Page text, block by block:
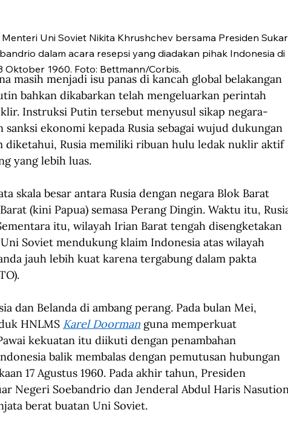
Menteri Uni Soviet Nikita Khrushchev bersama Presiden
dalam acara resepsi yang diadakan pihak Indonesia
Oktober 1960. Foto: Bettmann/Corbis.
masih menjadi isu panas di kancah global belakangan
bahkan dikabarkan telah mengeluarkan perintah
Instruksi Putin tersebut menyusul sikap negara-
ekonomi kepada Rusia sebagai wujud dukungan
diketahui, Rusia memiliki ribuan hulu ledak nuklir aktif
yang lebih luas.
skala besar antara Rusia dengan negara Blok Barat
(kini Papua) semasa Perang Dingin. Waktu itu,
itu, wilayah Irian Barat tengah disengketakan
Soviet mendukung klaim Indonesia atas wilayah
jauh lebih kuat karena tergabung dalam pakta
dan Belanda di ambang perang. Pada bulan Mei,
HNLMS Karel Doorman guna memperkuat
kekuatan itu diikuti dengan penambahan
balik membalas dengan pemutusan hubungan
17 Agustus 1960. Pada akhir tahun, Presiden
Negeri Soebandrio dan Jenderal Abdul Haris Nasution
berat buatan Uni Soviet.